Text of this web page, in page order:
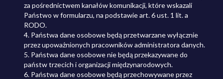
za pośrednictwem kanałów komunikacji, które wskazali
Państwo w formularzu, na podstawie art. 6 ust. 1 lit. a
RODO.
4. Państwa dane osobowe będą przetwarzane wyłącznie
przez upoważnionych pracowników administratora danych.
5. Państwa dane osobowe nie będą przekazywane do
państw trzecich i organizacji międzynarodowych.
6. Państwa dane osobowe będą przechowywane przez